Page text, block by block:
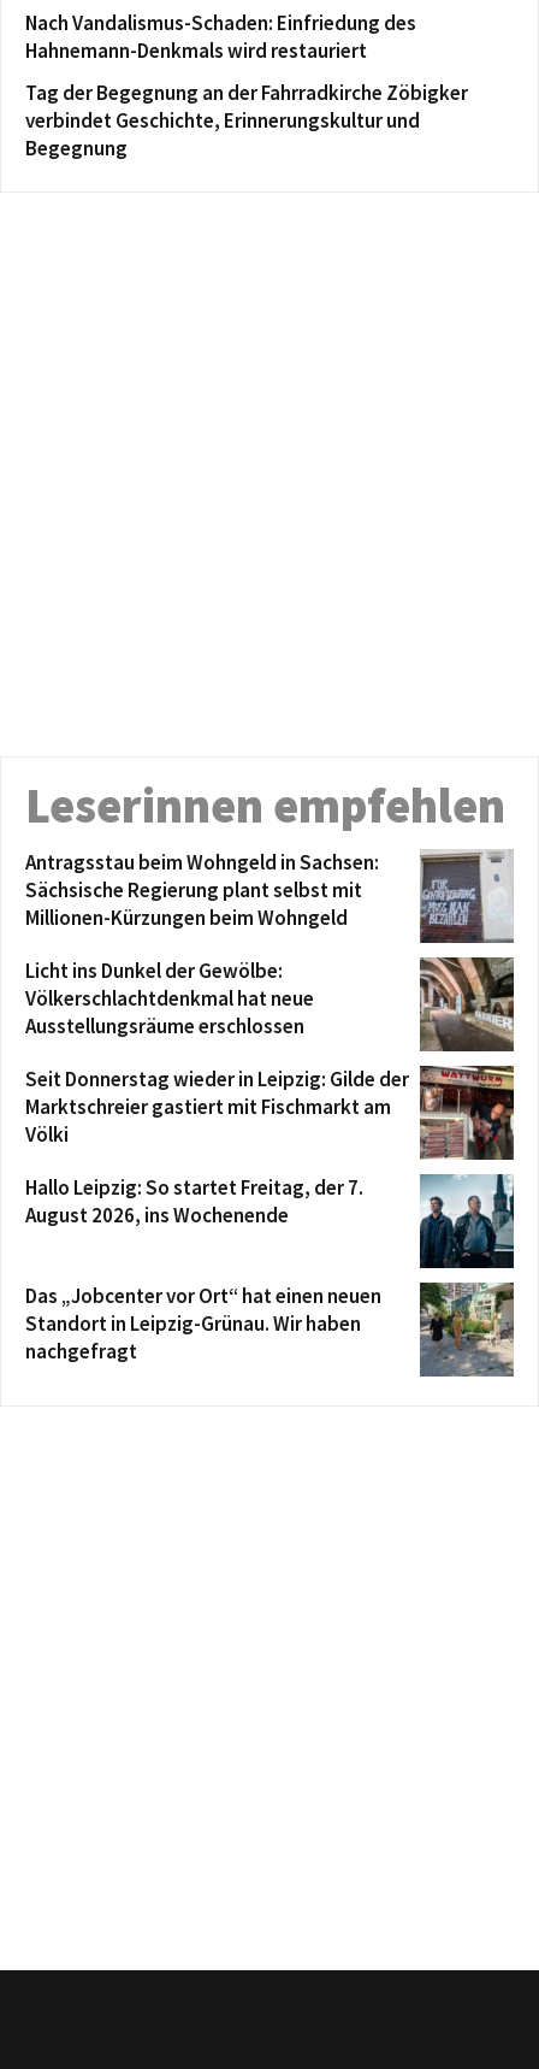
Nach Vandalismus-Schaden: Einfriedung des
Hahnemann-Denkmals wird restauriert
Tag der Begegnung an der Fahrradkirche Zöbigker
verbindet Geschichte, Erinnerungskultur und
Begegnung
Leserinnen empfehlen
Antragsstau beim Wohngeld in Sachsen:
Sächsische Regierung plant selbst mit
Millionen-Kürzungen beim Wohngeld
Licht ins Dunkel der Gewölbe:
Völkerschlachtdenkmal hat neue
Ausstellungsräume erschlossen
Seit Donnerstag wieder in Leipzig: Gilde der
Marktschreier gastiert mit Fischmarkt am
Völki
Hallo Leipzig: So startet Freitag, der 7.
August 2026, ins Wochenende
Das „Jobcenter vor Ort“ hat einen neuen
Standort in Leipzig-Grünau. Wir haben
nachgefragt